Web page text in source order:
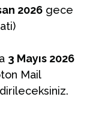
2026 gece
3 Mayıs 2026
Mail